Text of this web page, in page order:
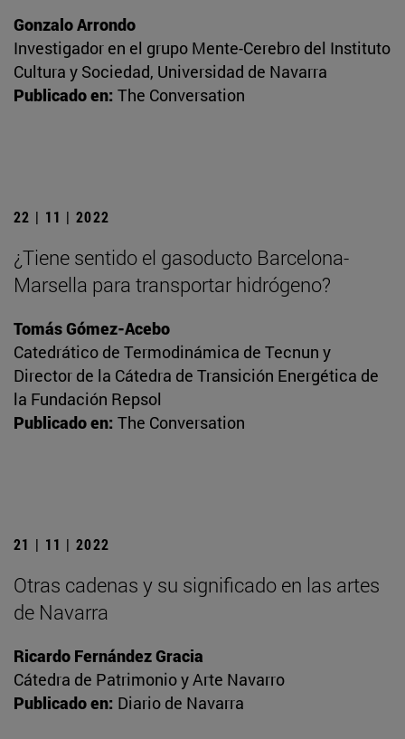
Gonzalo Arrondo
Investigador en el grupo Mente-Cerebro del Instituto
Cultura y Sociedad, Universidad de Navarra
Publicado en: The Conversation
22 | 11 | 2022
¿Tiene sentido el gasoducto Barcelona-
Marsella para transportar hidrógeno?
Tomás Gómez-Acebo
Catedrático de Termodinámica de Tecnun y
Director de la Cátedra de Transición Energética de
la Fundación Repsol
Publicado en: The Conversation
21 | 11 | 2022
Otras cadenas y su significado en las artes
de Navarra
Ricardo Fernández Gracia
Cátedra de Patrimonio y Arte Navarro
Publicado en: Diario de Navarra